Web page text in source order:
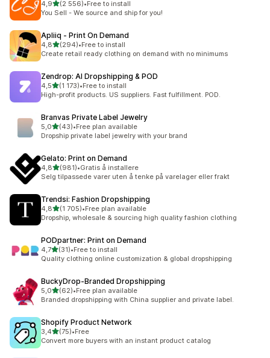
4,9av 5 stjerner
(2 556)
Totalt 2556 omtaler
•Free to install
You Sell - We source and ship for you!
Apliiq ‑ Print On Demand
4,8av 5 stjerner
(294)
Totalt 294 omtaler
•Free to install
Create retail ready clothing on demand with no minimums
Zendrop: AI Dropshipping & POD
4,5av 5 stjerner
(1 173)
Totalt 1173 omtaler
•Free to install
High-profit products. US suppliers. Fast fulfillment. POD.
Branvas Private Label Jewelry
5,0av 5 stjerner
(43)
Totalt 43 omtaler
•Free plan available
Dropship private label jewelry with your brand
Gelato: Print on Demand
4,8av 5 stjerner
(981)
Totalt 981 omtaler
•Gratis å installere
Selg tilpassede varer uten å tenke på varelager eller frakt
Trendsi: Fashion Dropshipping
4,8av 5 stjerner
(1 705)
Totalt 1705 omtaler
•Free plan available
Dropship, wholesale & sourcing high quality fashion clothing
PODpartner: Print on Demand
4,7av 5 stjerner
(31)
Totalt 31 omtaler
•Free to install
Quality clothing online customization & global dropshipping
BuckyDrop‑Branded Dropshipping
5,0av 5 stjerner
(62)
Totalt 62 omtaler
•Free plan available
Branded dropshipping with China supplier and private label.
Shopify Product Network
3,4av 5 stjerner
(75)
Totalt 75 omtaler
•Free
Convert more buyers with an instant product catalog